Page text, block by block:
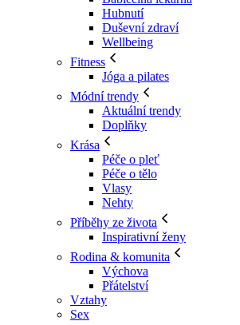
Hubnutí
Duševní zdraví
Wellbeing
Fitness
Jóga a pilates
Módní trendy
Aktuální trendy
Doplňky
Krása
Péče o pleť
Péče o tělo
Vlasy
Nehty
Příběhy ze života
Inspirativní ženy
Rodina & komunita
Výchova
Přátelství
Vztahy
Sex